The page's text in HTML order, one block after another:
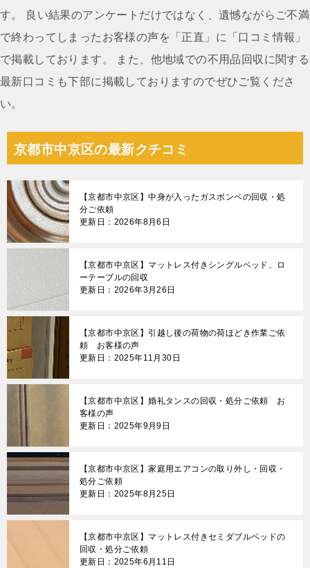
ン
す。 良い結果のアンケートだけではなく、遺憾ながらご不満
で終わってしまったお客様の声を「正直」に「口コミ情報」
で掲載しております。 また、他地域での不用品回収に関する
最新口コミも下部に掲載しておりますのでぜひご覧くださ
い。
京都市中京区の最新クチコミ
【京都市中京区】中身が入ったガスボンベの回収・処
分ご依頼
更新日：2026年8月6日
【京都市中京区】マットレス付きシングルベッド、ロ
ーテーブルの回収
更新日：2026年3月26日
【京都市中京区】引越し後の荷物の荷ほどき作業ご依
頼 お客様の声
更新日：2025年11月30日
【京都市中京区】婚礼タンスの回収・処分ご依頼 お
客様の声
更新日：2025年9月9日
【京都市中京区】家庭用エアコンの取り外し・回収・
処分ご依頼
更新日：2025年8月25日
【京都市中京区】マットレス付きセミダブルベッドの
回収・処分ご依頼
更新日：2025年6月11日